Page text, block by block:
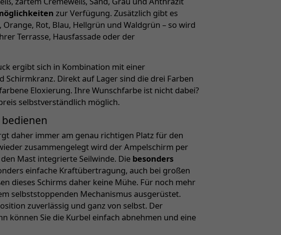
zur Verfügung. Zusätzlich gibt es
Rot, Blau, Hellgrün und Waldgrün – so wird
Terrasse, Hausfassade oder der
ergibt sich in Kombination mit einer
Direkt auf Lager sind die drei Farben
Eloxierung. Ihre Wunschfarbe ist nicht dabei?
selbstverständlich möglich.
daher immer am genau richtigen Platz für den
zusammengelegt wird der Ampelschirm per
Mast integrierte Seilwinde. Die besonders
einfache Kraftübertragung, auch bei großen
dieses Schirms daher keine Mühe. Für noch mehr
selbststoppenden Mechanismus ausgerüstet.
zuverlässig und ganz von selbst. Der
können Sie die Kurbel einfach abnehmen und eine